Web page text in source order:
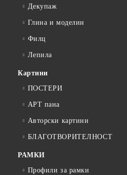
Декупаж
Глина и моделин
Филц
Лепила
Картини
ПОСТЕРИ
АРТ пана
Авторски картини
БЛАГОТВОРИТЕЛНОСТ
РАМКИ
Профили за рамки